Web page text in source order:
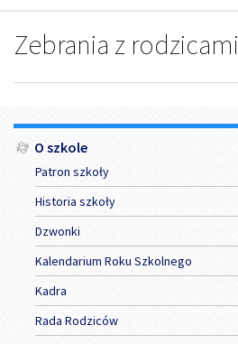
Zebrania z rodzicami
Menu
O szkole
Patron szkoły
Historia szkoły
Dzwonki
Kalendarium Roku Szkolnego
Kadra
Rada Rodziców